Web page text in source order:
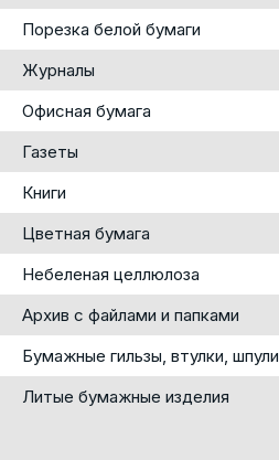
Порезка белой бумаги
Журналы
Офисная бумага
Газеты
Книги
Цветная бумага
Небеленая целлюлоза
Архив с файлами и папками
Бумажные гильзы, втулки, шпули
Литые бумажные изделия